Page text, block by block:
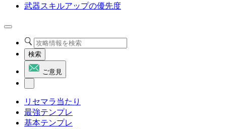
武器スキルアップの優先度
検索
ご意見
リセマラ当たり
最強テンプレ
基本テンプレ